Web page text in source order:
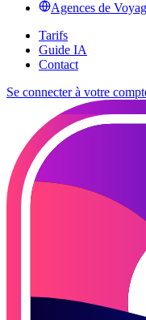
Agences de
Tarifs
Guide IA
Contact
Se connecter à votre